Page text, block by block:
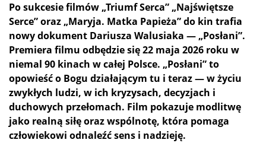
Po sukcesie filmów „Triumf Serca” „Najświętsze
Serce” oraz „Maryja. Matka Papieża” do kin trafia
nowy dokument Dariusza Walusiaka — „Posłani”.
Premiera filmu odbędzie się 22 maja 2026 roku w
niemal 90 kinach w całej Polsce. „Posłani” to
opowieść o Bogu działającym tu i teraz — w życiu
zwykłych ludzi, w ich kryzysach, decyzjach i
duchowych przełomach. Film pokazuje modlitwę
jako realną siłę oraz wspólnotę, która pomaga
człowiekowi odnaleźć sens i nadzieję.